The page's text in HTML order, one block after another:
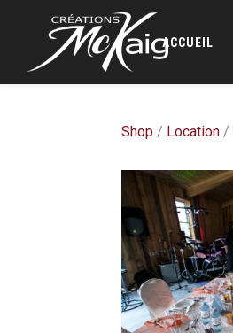
ACCUEIL
Shop / Location /